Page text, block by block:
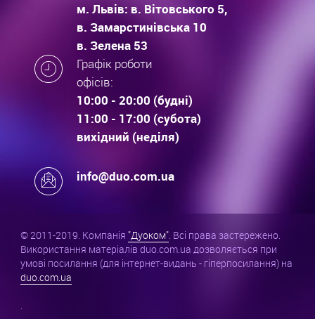
м. Львів: в. Вітовського 5,
в. Замарстинівська 10
в. Зелена 53
Графік роботи
офісів:
10:00 - 20:00 (будні)
11:00 - 17:00 (субота)
вихідний (неділя)
info@duo.com.ua
© 2011-2019. Компанія "Дуоком". Всі права застережено.
Використання матеріалів duo.com.ua дозволяється при
умові посилання (для інтернет-видань - гіперпосилання) на
duo.com.ua
.